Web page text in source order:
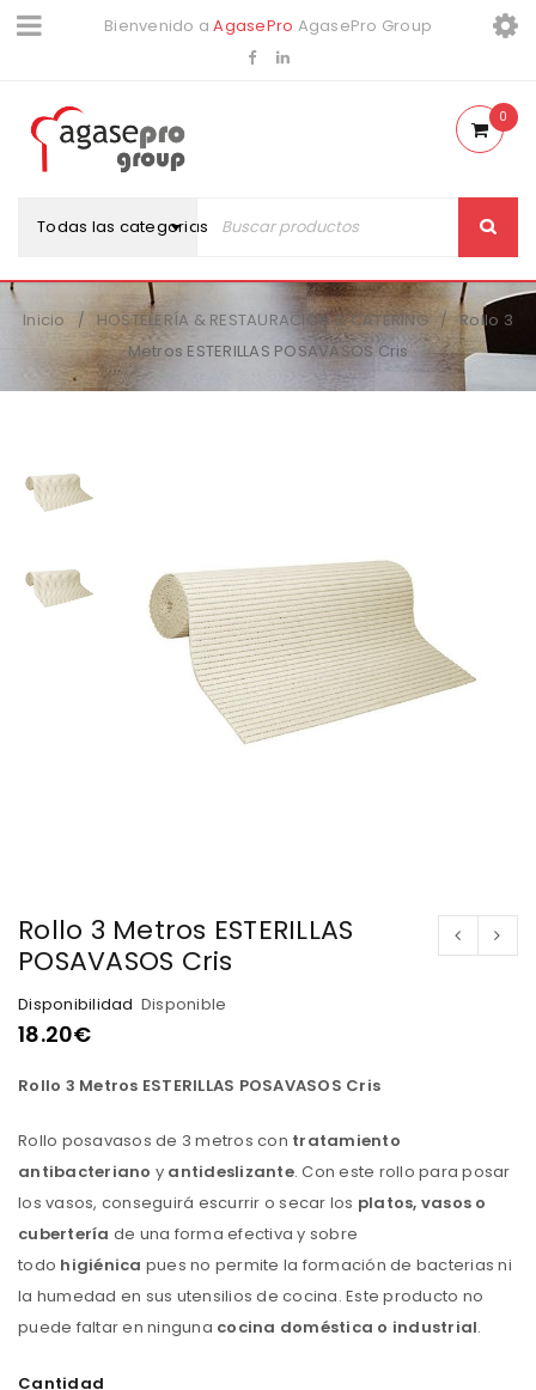
Bienvenido aAgasePro AgasePro Group
Todas las categorias
0
Inicio / HOSTELERÍA & RESTAURACIÓN & CATERING /
Rollo 3
Metros ESTERILLAS POSAVASOS Cris
Rollo 3 Metros ESTERILLAS
POSAVASOS Cris
Disponibilidad Disponible
18.20€
Rollo 3 Metros ESTERILLAS POSAVASOS Cris
Rollo posavasos de 3 metros con tratamiento
antibacteriano y antideslizante. Con este rollo para posar
los vasos, conseguirá escurrir o secar los platos, vasos o
cubertería de una forma efectiva y sobre
todo higiénica pues no permite la formación de bacterias ni
la humedad en sus utensilios de cocina. Este producto no
puede faltar en ninguna cocina doméstica o industrial.
Cantidad